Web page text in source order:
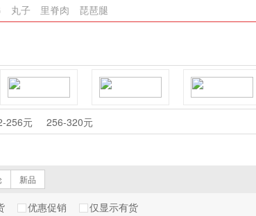
丸子 里脊肉 琵琶腿
鼎丰 恒顺 豫盛源
川玉美
256元 256-320元
新品
优惠促销 仅显示有货